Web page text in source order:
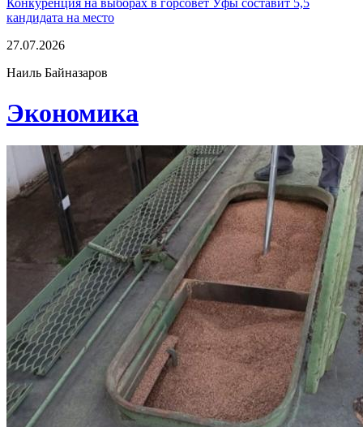
Конкуренция на выборах в горсовет Уфы составит 5,5
кандидата на место
27.07.2026
Наиль Байназаров
Экономика